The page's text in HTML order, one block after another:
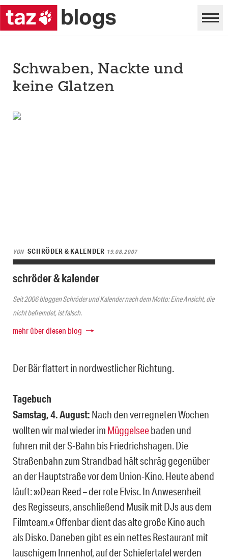
Schwaben, Nackte und
keine Glatzen
VON SCHRÖDER & KALENDER 19.08.2007
schröder & kalender
Seit 2006 bloggen Schröder und Kalender nach dem Motto: Eine Ansicht, die
nicht befremdet, ist falsch.
mehr über diesen blog
Der Bär flattert in nordwestlicher Richtung.
Tagebuch
Samstag, 4. August: Nach den verregneten Wochen
wollten wir mal wieder im Müggelseebaden und
fuhren mit der S-Bahn bis Friedrichshagen. Die
Straßenbahn zum Strandbad hält schräg gegenüber
an der Hauptstraße vor dem Union-Kino. Heute abend
läuft: »›Dean Reed – der rote Elvis‹. In Anwesenheit
des Regisseurs, anschließend Musik mit DJs aus dem
Filmteam.« Offenbar dient das alte große Kino auch
als Disko. Daneben gibt es ein nettes Restaurant mit
lauschigem Innenhof, auf der Schiefertafel werden